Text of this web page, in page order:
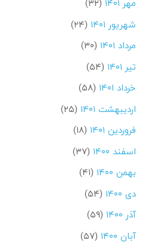
شهریور ۱۴۰۱
(۲۴)
مرداد ۱۴۰۱
(۳۰)
تیر ۱۴۰۱
(۵۴)
خرداد ۱۴۰۱
(۵۸)
اردیبهشت ۱۴۰۱
(۲۵)
فروردین ۱۴۰۱
(۱۸)
اسفند ۱۴۰۰
(۳۷)
بهمن ۱۴۰۰
(۴۱)
دی ۱۴۰۰
(۵۴)
آذر ۱۴۰۰
(۵۹)
آبان ۱۴۰۰
(۵۷)